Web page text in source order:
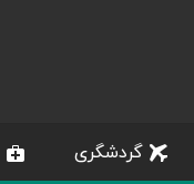
گردشگری